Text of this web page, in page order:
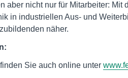
aber nicht nur für Mitarbeiter: Mit
in industriellen Aus- und
näher.
Sie auch online unter